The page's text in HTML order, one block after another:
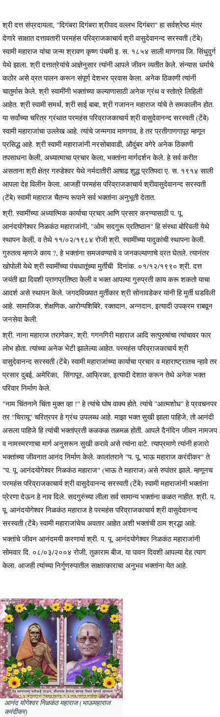
श्री दत्त संप्रदायला, "दिगंबरा दिगंबरा श्रीपाद वल्लभ दिगंबरा" हा सर्वश्रेष्ठ मंत्र
देणारे साक्षात दत्तावतारी परमहंस परिव्राजकाचार्य श्री वासुदेवानन्द सरस्वती (टेंबे)
स्वामी महाराज यांचा जन्म श्रावण कृष्ण पंचमी इ. स. १८५४ साली माणगाव जि. सिंधुदुर्ग
येथे झाला. श्री दत्तात्रेयांचे आज्ञेनुसार त्यांनी आपले जीवन व्यतीत केले. संन्यास धर्माचे
कठोर असे व्रत पालन करून संपूर्ण देशभर प्रवास केला. अनेक ठिकाणी त्यांनी
चातुर्मास केले. श्री स्वामींनी भक्तांच्या कल्याणासाठी अनेक ग्रंथ व स्तोत्रे लिहिली
आहेत. श्री स्वामी समर्थ, श्री साई बाबा, श्री गजानन महाराज यांचे ते समकालीन होत.
या सर्वांच्या चरित्र ग्रंथात परमहंस परिव्राजकाचार्य श्री वासुदेवानन्द सरस्वती (टेंबे)
स्वामी महाराजांचा उल्लेख आहे. त्यांचे जन्मगाव माणगाव, हे तर प्रतीगाणगापूर म्हणून
प्रसिद्ध आहे. श्री स्वामी महाराजांनी नरसोबावाडी, औदुंबर वगेरे अनेक ठिकाणी
तपसाधना केली, अध्यात्माचा प्रचार केला, भक्तांना मार्गदर्शन केले. हे सर्व करीत
असताना श्री क्षेत्र गरुडेश्वर येथे नर्मदातीरी आषाढ शुद्ध प्रतिपदा ए. स. १९१४ साली
आपला देह विलीन केला. आजही परमहंस परिव्राजकाचार्य श्रीवासुदेवानन्द सरस्वती
(टेंबे) स्वामी महाराज चैतन्य रूपाने सर्व भक्तांना अनुभूती देतात.
श्री. स्वामींच्या अध्यात्मिक कार्याचा प्रचार आणि प्रसार करण्यासाठी प. पू.
आनंदयोगेश्वर निळकंठ महाराजांनी, "ओम सदगुरू प्रतिष्ठान" हि संस्था बोरिवली येथे
स्थापन केली, व तेथे ११/०२/१९८४ रोजी श्री. स्वामींच्या पादुकांची स्थापना केली.
गुरुतत्व म्हणजे काय ?, हे भक्तांना समजवण्याचे व जनकल्याणाचे व्रत घेतले. त्यानंतर
खोपोली येथे श्री स्वामींच्या पंचधातूंच्या मुर्तीची दिनांक. ०१/१२/१९९० श्री. दत्त
जयंती ह्या दिवशी प्राणप्रतिष्ठा केली व भक्त आपल्या गुरुप्रती काय करू शकतो याचा
आदर्श असे स्थापन केले. जगदविख्यात मुर्तीकार श्री सोनावडेकर यांनी हि मुर्ती घडविली
आहे. सामाजिक, शेक्षणिक, आरोग्यशिबिरे, रक्तदान, अन्नदान, इत्यादी उपक्रम राबवून
जनसेवा केली.
श्री. नाना महाराज तराणेकर, श्री. गगनगिरी महाराज आदि सत्पुरुषांचा त्यांचावर फार
लोभ होता. त्यांच्या अनेक भेटी झालेल्या आहेत. परमहंस परिव्राजकाचार्य श्री
वासुदेवानन्द सरस्वती (टेंबे) स्वामी महाराजांच्या कार्याचा प्रचार व महाराष्ट्रातच न्हावे तर
प्रसार दुबई, अमेरिका, सिंगापूर, आफ्रिका, इत्यादी देशात करून तेथे अनेक भक्त
परिवार निर्माण केले.
"नाम चिंतनाने चिंता मुक्त व्हा !" हे त्यांचे घोष वाक्य होते. त्यांचे "आत्मशोध" हे प्रवचनपर
तर "चिरायू" चरित्रपर हे ग्रंथ उपलब्ध आहे. माझा भक्त सुखी झाला पाहिजे, तो आनंदी
असला पाहिजे हि त्यांची भक्तांप्रती कळकळ तळमळ होती. आपले दैनंदिन जीवन नामजप
व नामस्मरणाचा मार्ग अनुसरून सुखी करावे असे त्यांना वाटे. त्याप्रमाणे त्यांनी हजारो
भक्तांच्या जीवनात आनंद निर्माण केले. कालांतराने "प. पू. भाऊ महाराज करंदीकर" ते
"प. पू. आनंदयोगेश्वर निळकंठ महाराज" (भाऊ ते महाराज) असे रुपांतर झाले. म्हणूनच
परमहंस परिव्राजकाचार्य श्री वासुदेवानन्द सरस्वती (टेंबे) स्वामी महाराजांनी भक्तांना
प्रेरणा देऊन हे नाव दिले. सदगुरुंच्या लीला सर्व सामान्य भक्तांना कळत नाहीत. श्री. प.
पू. आनंदयोगेश्वर निळकंठ महाराज हे परमहंस परिव्राजकाचार्य श्री वासुदेवानन्द
सरस्वती (टेंबे) स्वामी महाराजांचेच अवतार आहेत अशी भक्तांची ठाम श्रद्धा आहे.
भक्तांचे जीवन आनंदमयी करणार्या श्री. प. पू. आनंदयोगेश्वर निळकंठ महाराजांनी
सोमवार दि. ०८/०३/२००४ रोजी, तुकाराम बीज, या पावन दिवशी आपल्या देह त्याग
केला. आजही त्यांच्या निर्गुणरुपातील साक्षात्काराचा अनुभव भक्तांना येत आहे.
आनंद योगेश्वर निळकंठ महाराज (भाऊमहाराज
करंदीकर)